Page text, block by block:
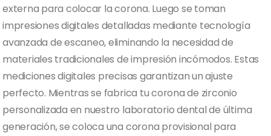
externa para colocar la corona. Luego se toman
impresiones digitales detalladas mediante tecnología
avanzada de escaneo, eliminando la necesidad de
materiales tradicionales de impresión incómodos. Estas
mediciones digitales precisas garantizan un ajuste
perfecto. Mientras se fabrica tu corona de zirconio
personalizada en nuestro laboratorio dental de última
generación, se coloca una corona provisional para